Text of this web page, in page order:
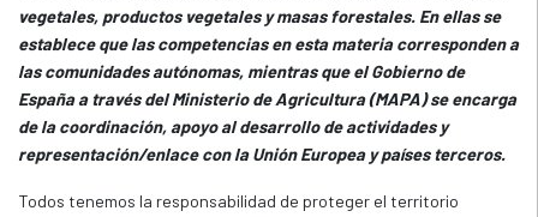
vegetales, productos vegetales y masas forestales. En ellas se
establece que las competencias en esta materia corresponden a
las comunidades autónomas, mientras que el Gobierno de
España a través del Ministerio de Agricultura (MAPA) se encarga
de la coordinación, apoyo al desarrollo de actividades y
representación/enlace con la Unión Europea y países terceros.
Todos tenemos la responsabilidad de proteger el territorio